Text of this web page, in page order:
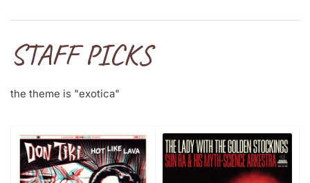
STAFF PICKS
the theme is "exotica"